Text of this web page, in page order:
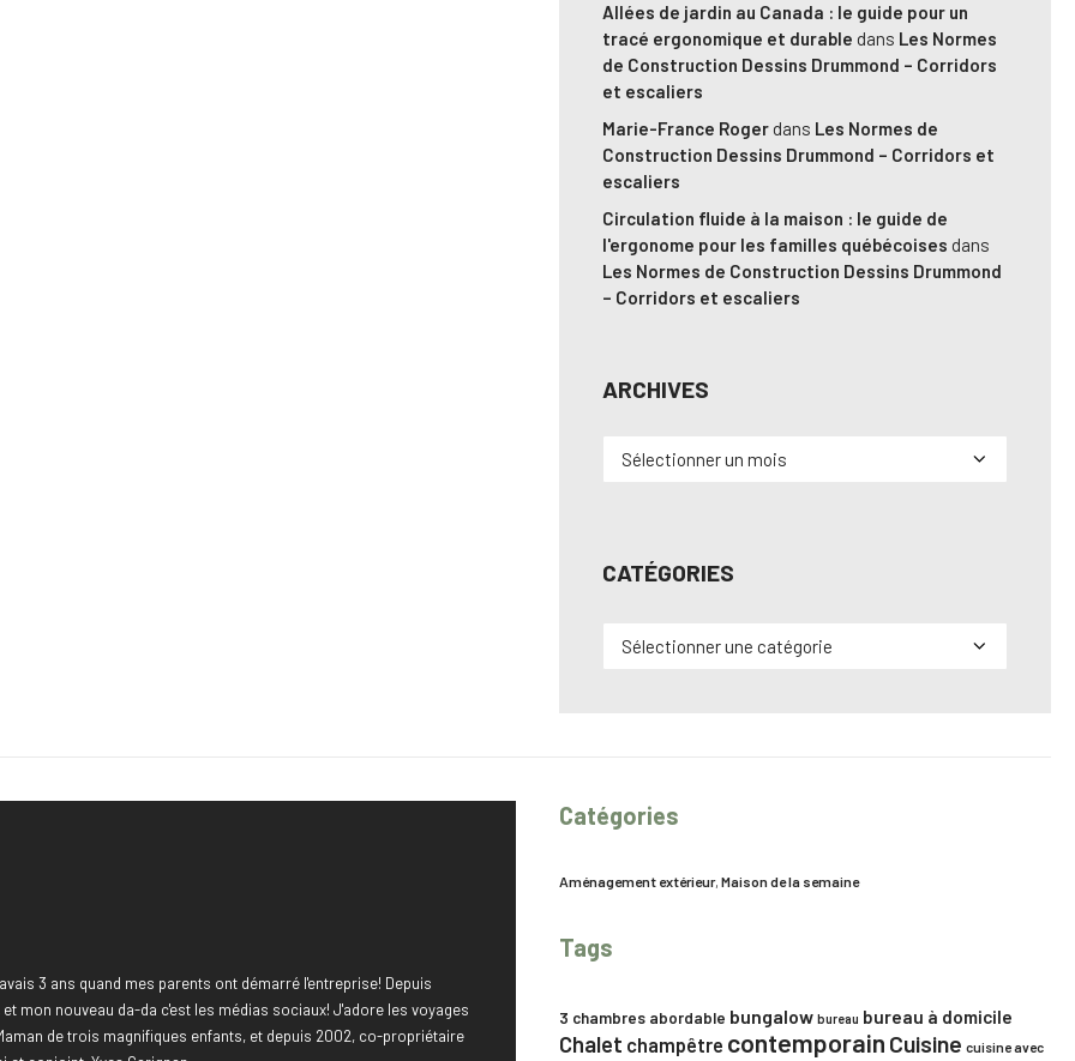
Allées de jardin au Canada : le guide pour un
tracé ergonomique et durable dans Les Normes
de Construction Dessins Drummond – Corridors
et escaliers
Marie-France Roger dans Les Normes de
Construction Dessins Drummond – Corridors et
escaliers
Circulation fluide à la maison : le guide de
l'ergonome pour les familles québécoises dans
Les Normes de Construction Dessins Drummond
– Corridors et escaliers
ARCHIVES
Archives
CATÉGORIES
Catégories
3 ans quand mes parents ont démarré l'entreprise! Depuis
mon nouveau da-da c'est les médias sociaux! J'adore les voyages
de trois magnifiques enfants, et depuis 2002, co-propriétaire
Catégories
Aménagement extérieur, Maison de la semaine
Tags
3 chambres abordable bungalow bureau bureau à domicile
Chalet champêtre contemporain Cuisine cuisine avec